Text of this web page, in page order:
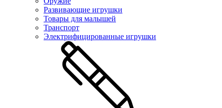
Развивающие игрушки
Товары для малышей
Транспорт
Электрифицированные игрушки